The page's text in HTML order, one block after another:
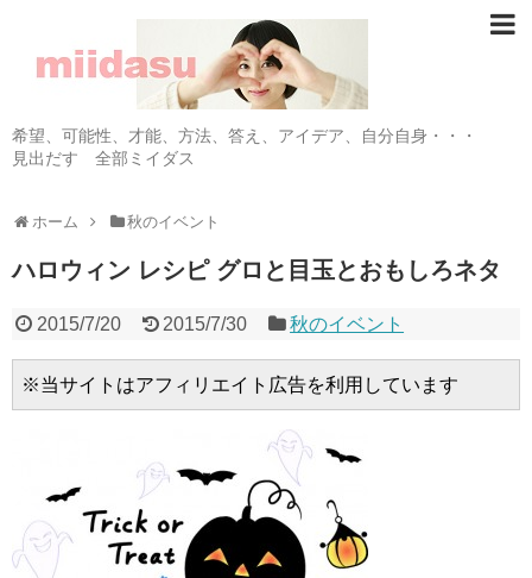
希望、可能性、才能、方法、答え、アイデア、自分自身・・・
見出だす 全部ミイダス
ホーム 秋のイベント
ハロウィン レシピ グロと目玉とおもしろネタ
2015/7/20 2015/7/30 秋のイベント
※当サイトはアフィリエイト広告を利用しています